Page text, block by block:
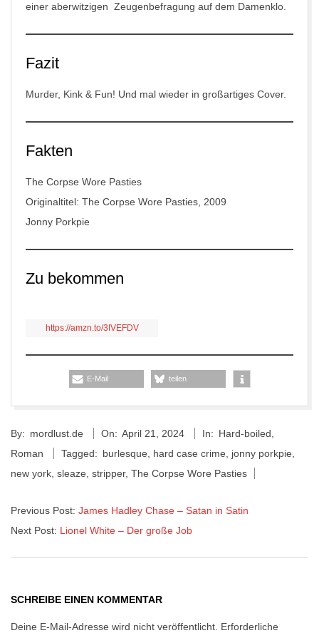
einer aberwitzigen Zeugenbefragung auf dem Damenklo.
Fazit
Murder, Kink & Fun! Und mal wieder in großartiges Cover.
Fakten
The Corpse Wore Pasties
Originaltitel: The Corpse Wore Pasties, 2009
Jonny Porkpie
Zu bekommen
https://amzn.to/3IVEFDV
E-Mail teilen
04-
21
By: mordlust.de On: April 21, 2024 In: Hard-boiled
Roman
Tagged: burlesque hard case crime jonny porkpie
new york sleaze stripper, The Corpse Wore Pasties
Previous Post: James Hadley Chase – Satan in Satin
Next Post: Lionel White – Der große Job
SCHREIBE EINEN KOMMENTAR
Deine E-Mail-Adresse wird nicht veröffentlicht. Erforderliche